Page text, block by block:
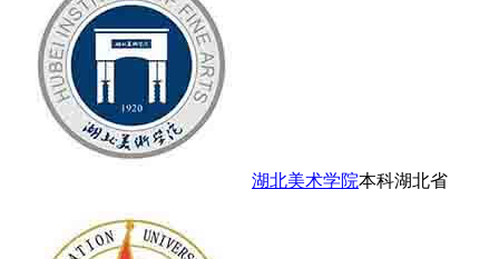
湖北美术学院本科湖北省